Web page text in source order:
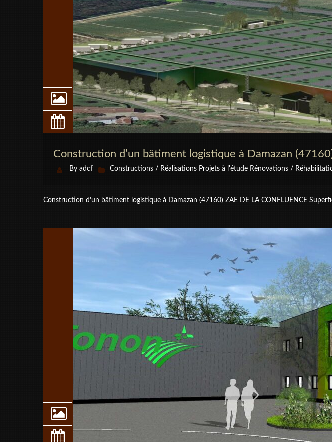
Construction d’un bâtiment logistique à Damazan
By adcf Constructions / Réalisations Projets à l'étude Rénovations /
Construction d’un bâtiment logistique à Damazan (47160) ZAE DE LA CONFLUENCE